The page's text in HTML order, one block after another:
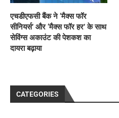
एचडीएफसी बैंक ने ‘मैक्स फॉर
सीनियर्स’ और ‘मैक्स फॉर हर’ के साथ
सेविंग्स अकाउंट की पेशकश का
दायरा बढ़ाया
CATEGORIES